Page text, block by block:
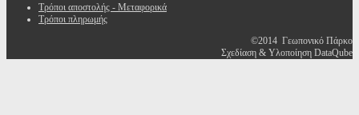
Τρόποι αποστολής - Μεταφορικά
Τρόποι πληρωμής
©2014 Γεωπονικό Πάρκο
Σχεδίαση & Υλοποίηση DataQube